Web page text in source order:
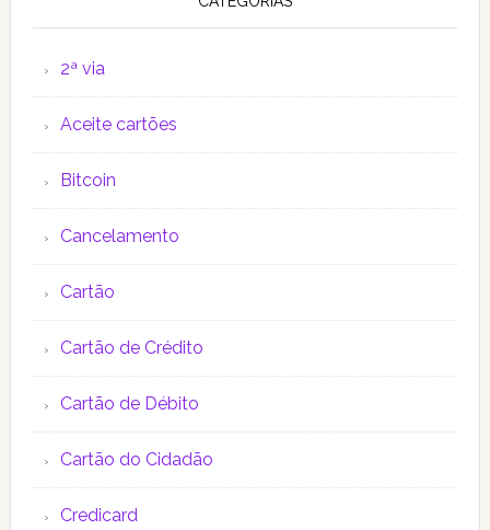
2ª via
Aceite cartões
Bitcoin
Cancelamento
Cartão
Cartão de Crédito
Cartão de Débito
Cartão do Cidadão
Credicard